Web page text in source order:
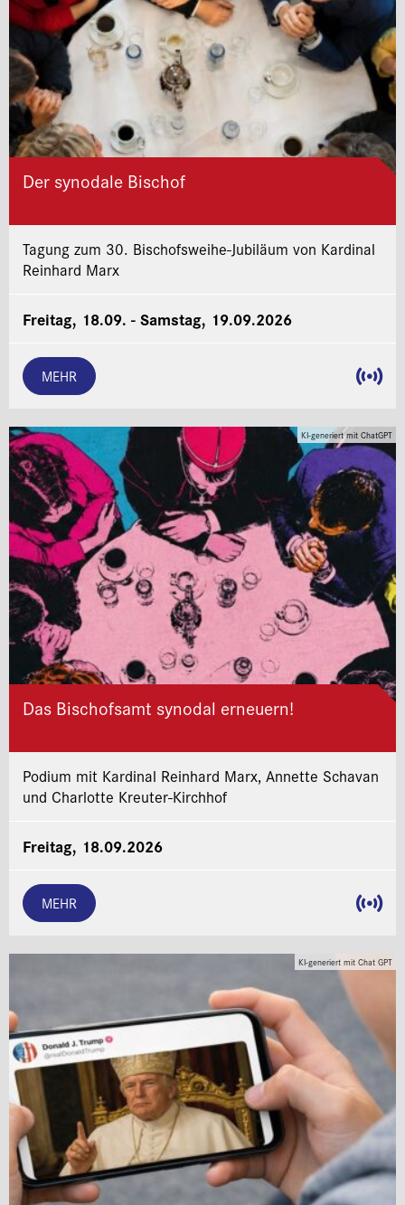
Der synodale Bischof
Tagung zum 30. Bischofsweihe-Jubiläum von Kardinal
Reinhard Marx
Freitag, 18.09. - Samstag, 19.09.2026
MEHR
KI-generiert mit ChatGPT
Das Bischofsamt synodal erneuern!
Podium mit Kardinal Reinhard Marx, Annette Schavan
und Charlotte Kreuter-Kirchhof
Freitag, 18.09.2026
MEHR
KI-generiert mit Chat GPT